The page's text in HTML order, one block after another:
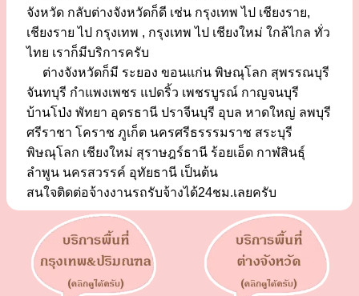
จังหวัด กลับต่างจังหวัดก็ดี เช่น กรุงเทพ ไป เชียงราย,
เชียงราย ไป กรุงเทพ , กรุงเทพ ไป เชียงใหม่ ใกล้ไกล ทั่ว
ไทย เราก็มีบริการครับ
ต่างจังหวัดก็มี ระยอง ขอนแก่น พิษณุโลก สุพรรณบุรี
จันทบุรี กำแพงเพชร แปดริ้ว เพชรบูรณ์ กาญจนบุรี
บ้านโป่ง พัทยา อุดรธานี ปราจีนบุรี อุบล หาดใหญ่ ลพบุรี
ศรีราชา โคราช ภูเก็ต นครศรีธรรรมราช สระบุรี
พิษณุโลก เชียงใหม่ สุราษฎร์ธานี ร้อยเอ็ด กาฬสินธุ์
ลำพูน นครสวรรค์ อุทัยธานี เป็นต้น
สนใจติดต่อจ้างงานรถรับจ้างได้24ชม.เลยครับ